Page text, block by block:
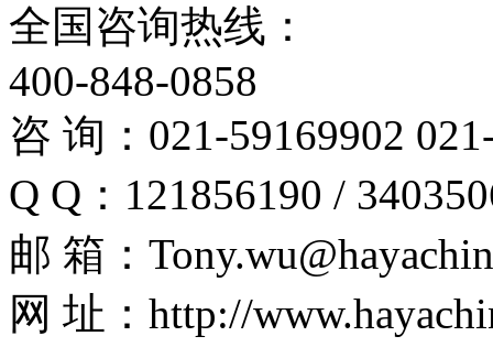
全国咨询热线：
400-848-0858
咨 询：021-59169902
Q Q：121856190 /
邮 箱：
网 址：http://